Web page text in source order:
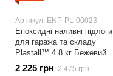
Артикул: ENP-PL-00023
Епоксидні наливні підлоги
для гаража та складу
Plastall™ 4.8 кг Бежевий
2 225 грн 2 475 грн